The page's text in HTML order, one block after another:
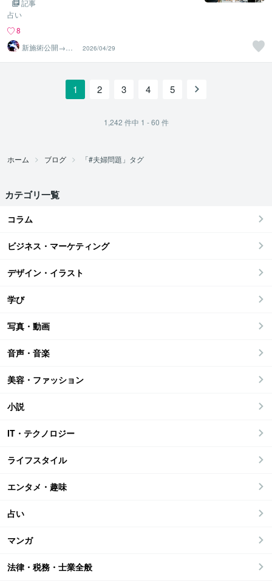
記事
占い
8
新施術公開→≪
相手意識強制変
化≫◆星桜龍
2026/04/29
1 2 3 4 5
1,242 件中 1 - 60 件
ホーム ブログ 「#夫婦問題」タグ
カテゴリ一覧
コラム
ビジネス・マーケティング
デザイン・イラスト
学び
写真・動画
音声・音楽
美容・ファッション
小説
IT・テクノロジー
ライフスタイル
エンタメ・趣味
占い
マンガ
法律・税務・士業全般